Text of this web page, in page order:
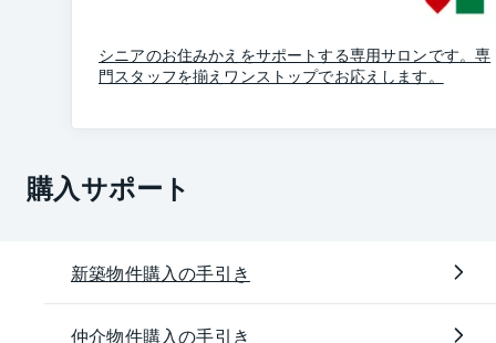
シニアのお住みかえをサポートする専用サロンです。専
門スタッフを揃えワンストップでお応えします。
購入サポート
新築物件購入の手引き
仲介物件購入の手引き